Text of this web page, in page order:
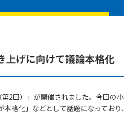
上げに向けて議論本格化
2回）」が開催されました。今回の
格化」などとして話題になってお